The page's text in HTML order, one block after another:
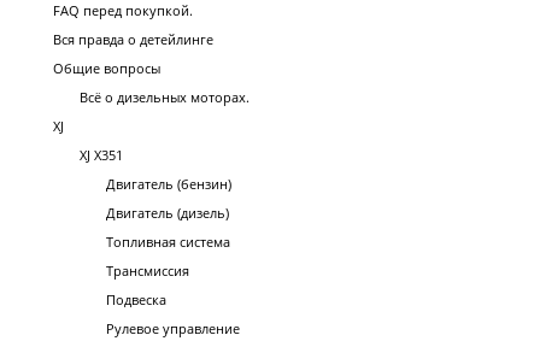
FAQ перед покупкой.
Вся правда о детейлинге
Общие вопросы
Всё о дизельных моторах.
XJ
XJ X351
Двигатель (бензин)
Двигатель (дизель)
Топливная система
Трансмиссия
Подвеска
Рулевое управление